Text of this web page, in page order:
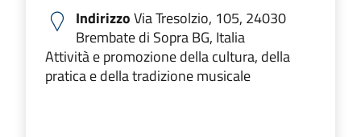
IndirizzoVia Tresolzio, 105, 24030
Brembate di Sopra BG, Italia
Attività e promozione della cultura, della
pratica e della tradizione musicale